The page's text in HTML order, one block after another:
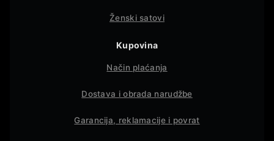
Ženski satovi
Kupovina
Način plaćanja
Dostava i obrada narudžbe
Garancija, reklamacije i povrat